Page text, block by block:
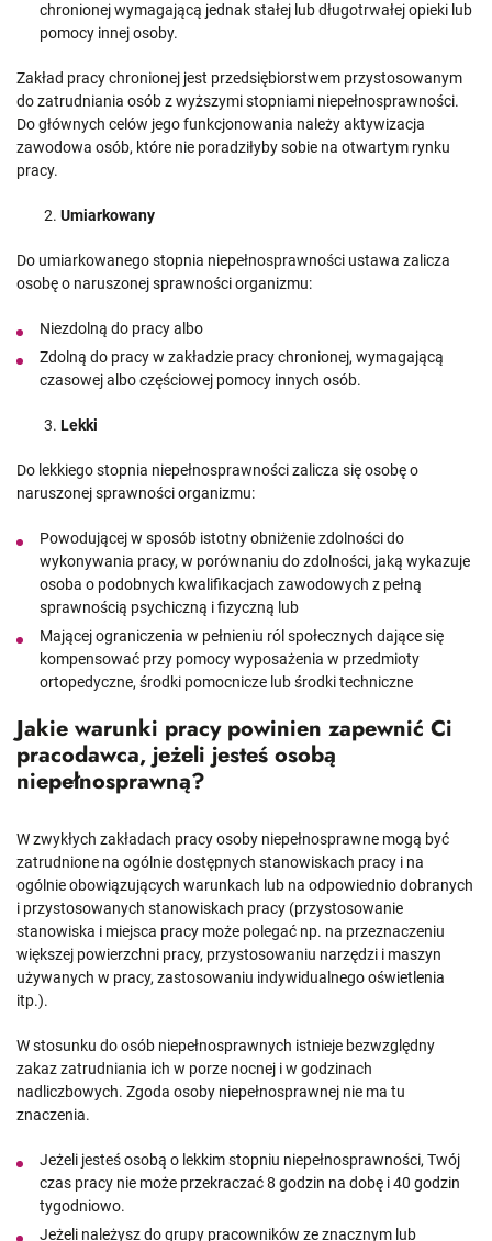
chronionej wymagającą jednak stałej lub długotrwałej opieki lub
pomocy innej osoby.
Zakład pracy chronionej jest przedsiębiorstwem przystosowanym
do zatrudniania osób z wyższymi stopniami niepełnosprawności.
Do głównych celów jego funkcjonowania należy aktywizacja
zawodowa osób, które nie poradziłyby sobie na otwartym rynku
pracy.
Umiarkowany
Do umiarkowanego stopnia niepełnosprawności ustawa zalicza
osobę o naruszonej sprawności organizmu:
Niezdolną do pracy albo
Zdolną do pracy w zakładzie pracy chronionej, wymagającą
czasowej albo częściowej pomocy innych osób.
Lekki
Do lekkiego stopnia niepełnosprawności zalicza się osobę o
naruszonej sprawności organizmu:
Powodującej w sposób istotny obniżenie zdolności do
wykonywania pracy, w porównaniu do zdolności, jaką wykazuje
osoba o podobnych kwalifikacjach zawodowych z pełną
sprawnością psychiczną i fizyczną lub
Mającej ograniczenia w pełnieniu ról społecznych dające się
kompensować przy pomocy wyposażenia w przedmioty
ortopedyczne, środki pomocnicze lub środki techniczne
Jakie warunki pracy powinien zapewnić Ci
pracodawca, jeżeli jesteś osobą
niepełnosprawną?
W zwykłych zakładach pracy osoby niepełnosprawne mogą być
zatrudnione na ogólnie dostępnych stanowiskach pracy i na
ogólnie obowiązujących warunkach lub na odpowiednio dobranych
i przystosowanych stanowiskach pracy (przystosowanie
stanowiska i miejsca pracy może polegać np. na przeznaczeniu
większej powierzchni pracy, przystosowaniu narzędzi i maszyn
używanych w pracy, zastosowaniu indywidualnego oświetlenia
itp.).
W stosunku do osób niepełnosprawnych istnieje bezwzględny
zakaz zatrudniania ich w porze nocnej i w godzinach
nadliczbowych. Zgoda osoby niepełnosprawnej nie ma tu
znaczenia.
Jeżeli jesteś osobą o lekkim stopniu niepełnosprawności, Twój
czas pracy nie może przekraczać 8 godzin na dobę i 40 godzin
tygodniowo.
Jeżeli należysz do grupy pracowników ze znacznym lub